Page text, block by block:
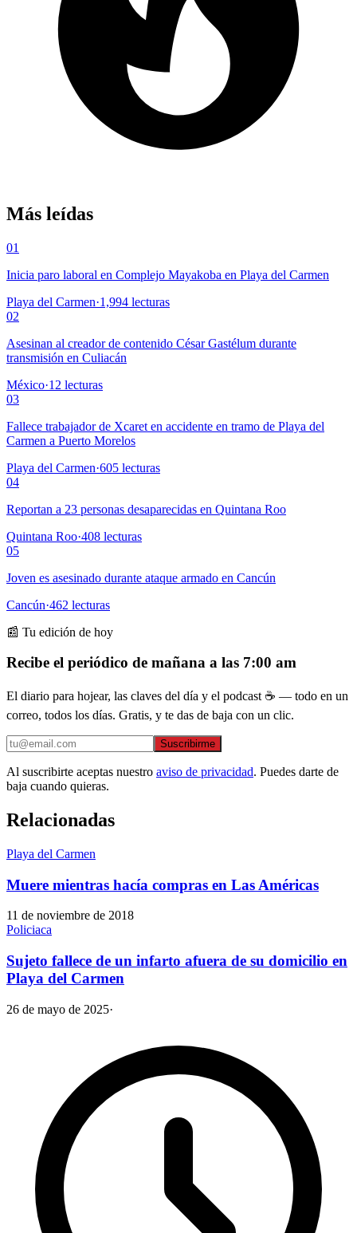
Más leídas
01
Inicia paro laboral en Complejo Mayakoba en Playa del Carmen
Playa del Carmen·1,994 lecturas
02
Asesinan al creador de contenido César Gastélum durante
transmisión en Culiacán
México·12 lecturas
03
Fallece trabajador de Xcaret en accidente en tramo de Playa del
Carmen a Puerto Morelos
Playa del Carmen·605 lecturas
04
Reportan a 23 personas desaparecidas en Quintana Roo
Quintana Roo·408 lecturas
05
Joven es asesinado durante ataque armado en Cancún
Cancún·462 lecturas
📰 Tu edición de hoy
Recibe el periódico de mañana a las 7:00 am
El diario para hojear, las claves del día y el podcast ☕ — todo en un
correo, todos los días. Gratis, y te das de baja con un clic.
Suscribirme
Al suscribirte aceptas nuestro aviso de privacidad. Puedes darte de
baja cuando quieras.
Relacionadas
Playa del Carmen
Muere mientras hacía compras en Las Américas
11 de noviembre de 2018
Policiaca
Sujeto fallece de un infarto afuera de su domicilio en
Playa del Carmen
26 de mayo de 2025·